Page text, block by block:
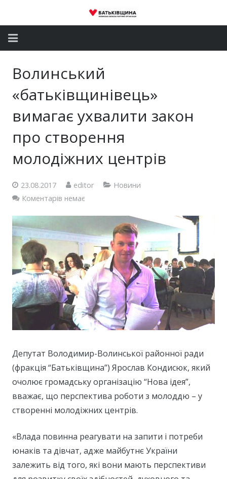
Депутатський корпус
Громадські приймальні
Контакти
Волинський
«батьківщинівець»
вимагає ухвалити закон
про створення
молодіжних центрів
23.08.2017 editor
Новини
Коментарів немає
Депутат Володимир-Волинської районної ради
(фракція “Батьківщина”) Ярослав Кондисюк, який
очолює громадську організацію “Нова ідея”,
вважає, що перспектива роботи з молоддю – у
створенні молодіжних центрів.
«Влада повинна реагувати на запити і потреби
юнаків та дівчат, адже майбутнє України
залежить від того, які вони мають перспективи